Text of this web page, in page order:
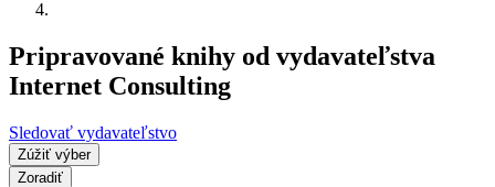
Pripravované knihy od vydavateľstva
Internet Consulting
Sledovať vydavateľstvo
Zúžiť výber
Zoradiť